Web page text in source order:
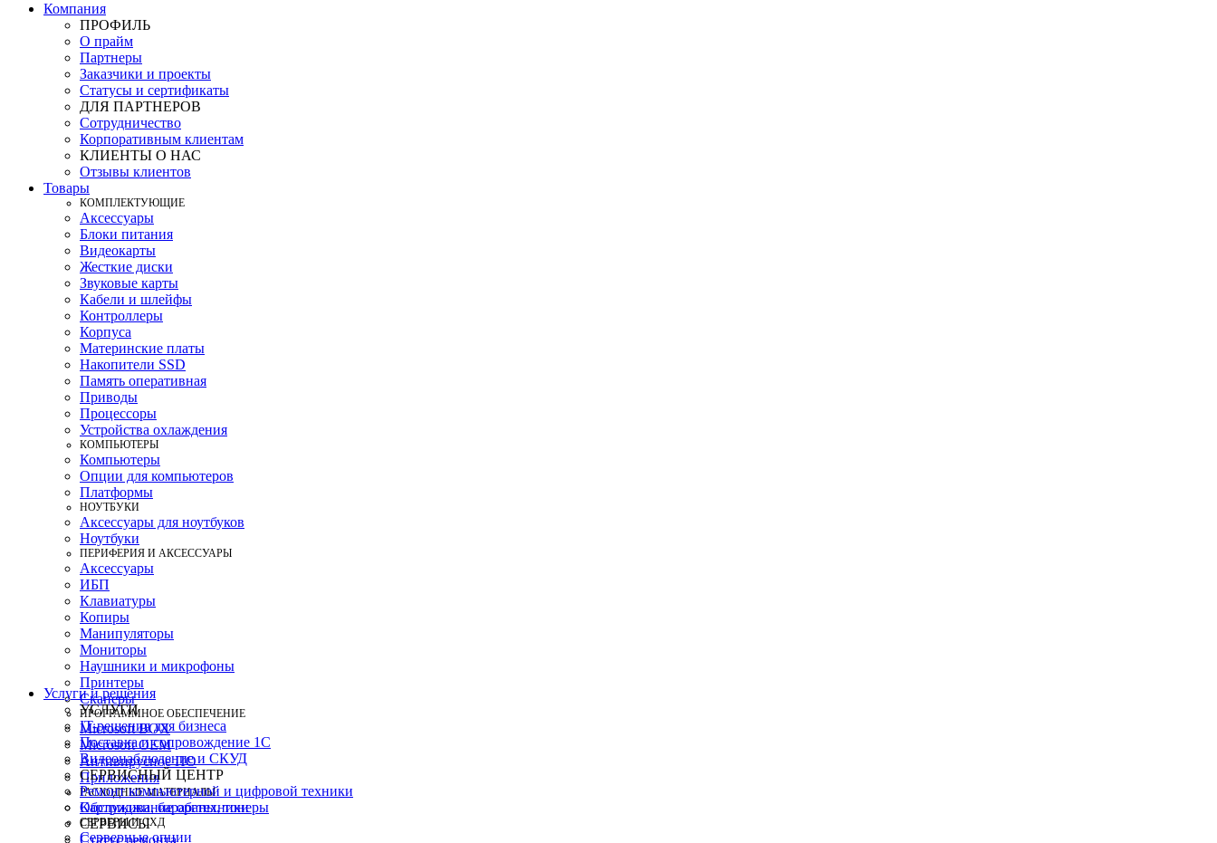
Компания
ПРОФИЛЬ
О прайм
Партнеры
Заказчики и проекты
Статусы и сертификаты
ДЛЯ ПАРТНЕРОВ
Сотрудничество
Корпоративным клиентам
КЛИЕНТЫ О НАС
Отзывы клиентов
Товары
КOМПЛЕКТУЮЩИЕ
Аксессуары
Блоки питания
Видеокарты
Жесткие диски
Звуковые карты
Кабели и шлейфы
Контроллеры
Корпуса
Материнские платы
Накопители SSD
Память оперативная
Приводы
Процессоры
Устройства охлаждения
КОМПЬЮТЕРЫ
Компьютеры
Опции для компьютеров
Платформы
НОУТБУКИ
Аксессуары для ноутбуков
Ноутбуки
ПЕРИФЕРИЯ И АКСЕССУАРЫ
Аксессуары
ИБП
Клавиатуры
Копиры
Манипуляторы
Мониторы
Наушники и микрофоны
Принтеры
Сканеры
ПРОГРАММНОЕ ОБЕСПЕЧЕНИЕ
Microsoft BOX
Microsoft OEM
Антивирусное ПО
Приложения
РАСХОДНЫЕ МАТЕРИАЛЫ
Картриджи, барабаны, тонеры
СЕРВЕРЫ И СХД
Серверные опции
Услуги и решения
УСЛУГИ
IT-решения для бизнеса
Поставка и сопровождение 1C
Видеонаблюдение и СКУД
СЕРВИСНЫЙ ЦЕНТР
Ремонт компьютерной и цифровой техники
Обслуживание оргтехники
СЕРВИСЫ
Статус ремонта